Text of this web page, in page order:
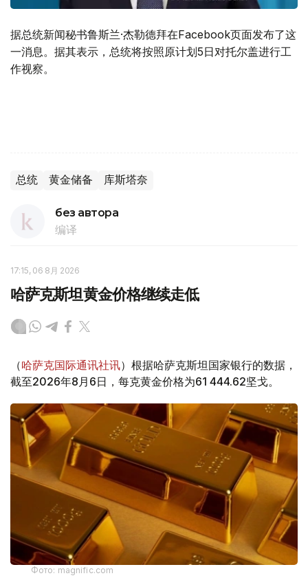
据总统新闻秘书鲁斯兰·杰勒德拜在Facebook页面发布了这
一消息。据其表示，总统将按照原计划5日对托尔盖进行工
作视察。
总统 黄金储备 库斯塔奈
без автора
编译
17:15, 06 8月 2026
哈萨克斯坦黄金价格继续走低
（哈萨克国际通讯社讯）根据哈萨克斯坦国家银行的数据，
截至2026年8月6日，每克黄金价格为61 444.62坚戈。
Фото: magnific.com